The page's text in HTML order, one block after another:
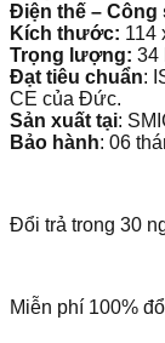
Điện thế – Công
Kích thước: 114
Trọng lượng: 34
Đạt tiêu chuẩn:
CE của Đức.
Sản xuất tại:
Bảo hành: 06
Đổi trả trong 30
Miễn phí 100%